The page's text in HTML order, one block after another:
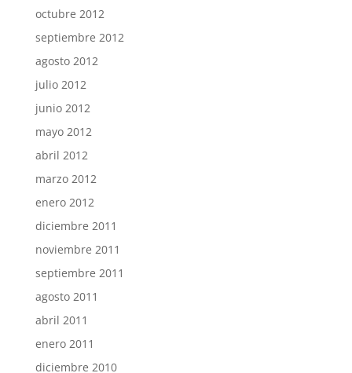
octubre 2012
septiembre 2012
agosto 2012
julio 2012
junio 2012
mayo 2012
abril 2012
marzo 2012
enero 2012
diciembre 2011
noviembre 2011
septiembre 2011
agosto 2011
abril 2011
enero 2011
diciembre 2010